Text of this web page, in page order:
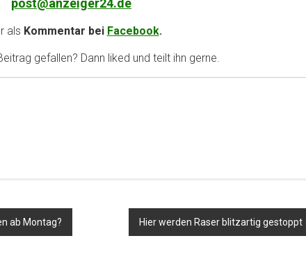
post@anzeiger24.de
als Kommentar bei Facebook.
gefallen? Dann liked und teilt ihn gerne.
ab Montag? Hier werden Raser blitzartig gestoppt